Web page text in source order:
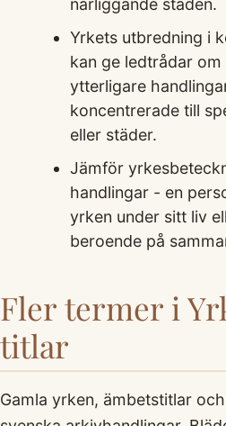
närliggande staden.
Yrkets utbredning i
kan ge ledtrådar
ytterligare
koncentrerade till
eller städer.
Jämför
handlingar - en
yrken under sitt liv
beroende på
Fler termer i
titlar
Gamla yrken, ämbetstitlar